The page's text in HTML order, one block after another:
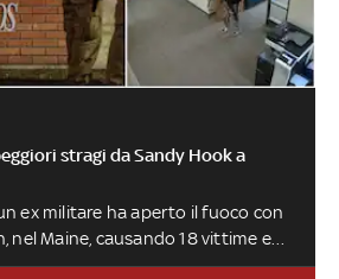
stragi da Sandy Hook a
ex militare ha aperto il fuoco con
nel Maine, causando 18 vittime e
che è solo l’ultima di una